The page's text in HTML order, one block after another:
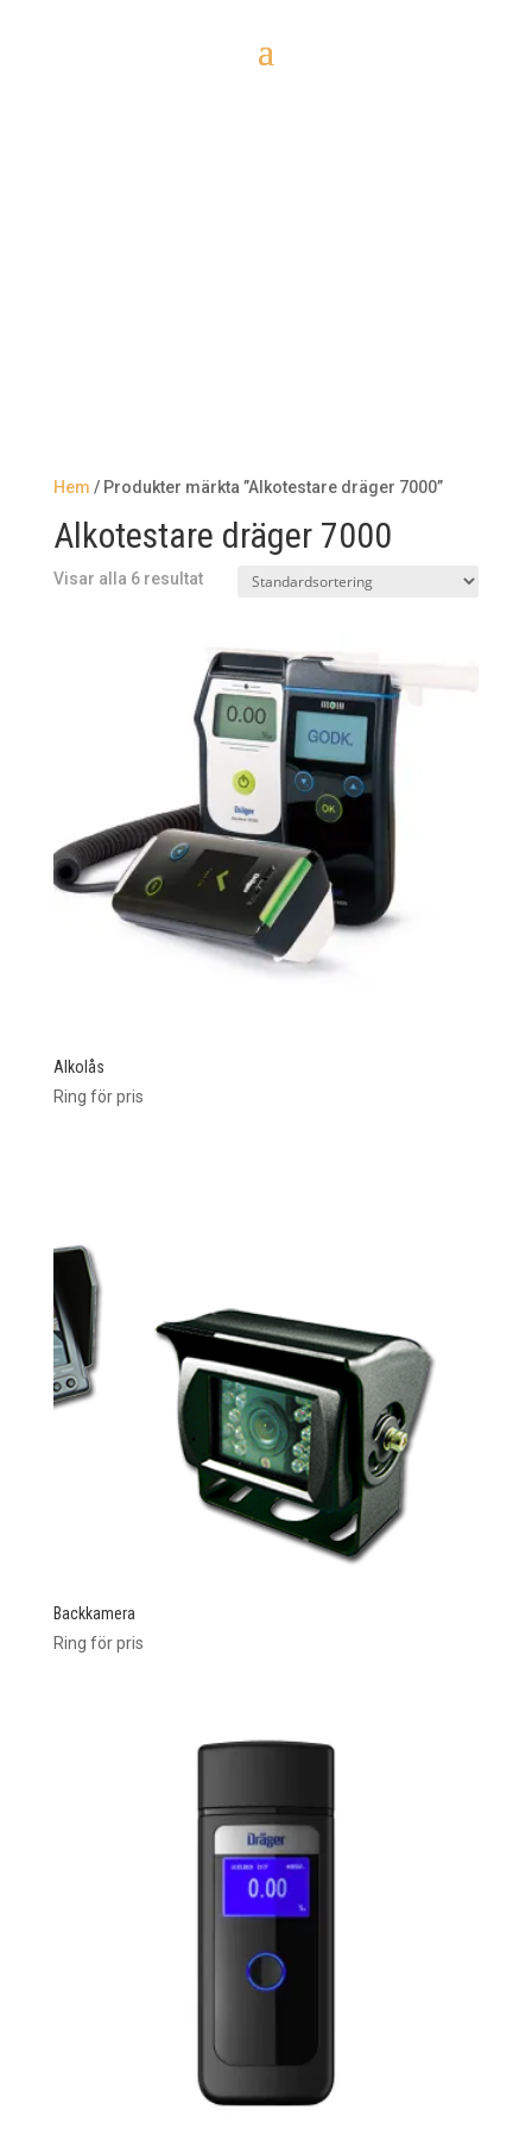
Hem / Produkter märkta ”Alkotestare dräger 7000”
Alkotestare dräger 7000
Visar alla 6 resultat
Alkolås
Ring för pris
Backkamera
Ring för pris